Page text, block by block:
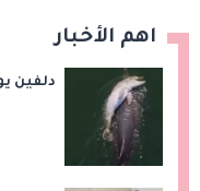
اهم الأخبار
دلفين